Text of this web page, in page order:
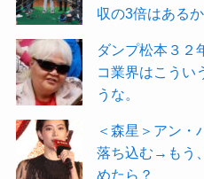
収の3倍はある
ダンプ松本３２
コ業界はこうい
うな。
＜森星＞アン・
落ち込む→もう
めたら？